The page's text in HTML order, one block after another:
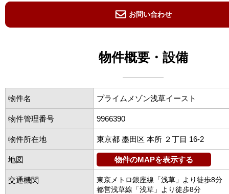
お問い合わせ
物件概要・設備
物件名 プライムメゾン浅草イースト
物件管理番号 9966390
物件所在地 東京都 墨田区 本所 ２丁目 16-2
地図 物件のMAPを表示する
交通機関
東京メトロ銀座線「浅草」より徒歩8分
都営浅草線「浅草」より徒歩8分